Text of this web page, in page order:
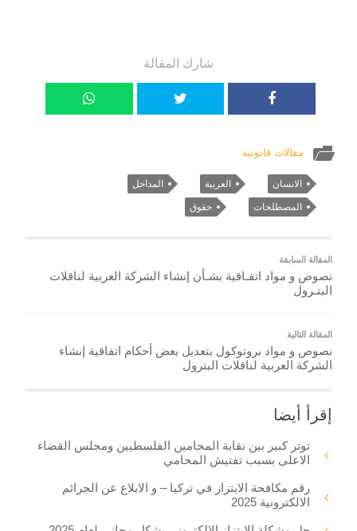
شارك المقالة
مقالات قانونية
الانسان العربية المداخل
المصطلحات حقوق
المقالة السابقة
نصوص و مواد اتفـاقية بشـأن إنشاء الشركة العربية لناقلات
البتـرول
المقالة التالية
نصوص و مواد بروتوكول بتعديل بعض أحكام اتفاقية إنشاء
الشركة العربية لناقلات البترول
إقرأ أيضا
توتر كبير بين نقابة المحامين الفلسطيين ومجلس القضاء
الاعلى بسبب تفتيش المحامي
رقم مكافحة الابتزاز في تركيا – و الابلاغ عن الجرائم
الالكترونية 2025